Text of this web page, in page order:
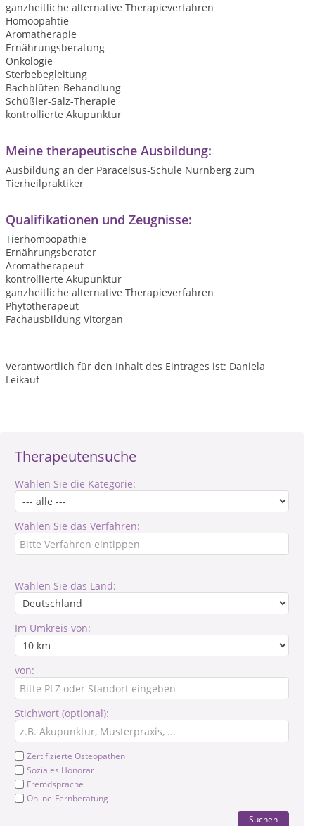
Therapeutensuche
Wählen Sie die Kategorie:
Wählen Sie das Verfahren:
Wählen Sie das Land:
Im Umkreis von:
von:
Stichwort (optional):
Zertifizierte Osteopathen
Soziales Honorar
Fremdsprache
Online-Fernberatung
Suchen
ganzheitliche alternative Therapieverfahren
Homöopahtie
Aromatherapie
Ernährungsberatung
Onkologie
Sterbebegleitung
Bachblüten-Behandlung
Schüßler-Salz-Therapie
kontrollierte Akupunktur
Meine therapeutische Ausbildung:
Ausbildung an der Paracelsus-Schule Nürnberg zum
Tierheilpraktiker
Qualifikationen und Zeugnisse:
Tierhomöopathie
Ernährungsberater
Aromatherapeut
kontrollierte Akupunktur
ganzheitliche alternative Therapieverfahren
Phytotherapeut
Fachausbildung Vitorgan
Verantwortlich für den Inhalt des Eintrages ist: Daniela
Leikauf